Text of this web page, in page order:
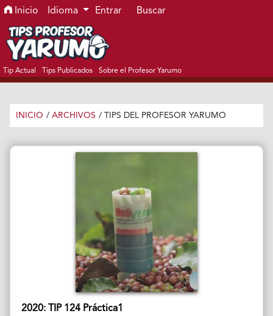
Ir al menú de navegación principal
Ir al contenido principal
Ir al pie de página del sitio
Inicio Idioma Entrar Buscar
Tip Actual Tips Publicados Sobre el Profesor Yarumo
INICIO / ARCHIVOS / TIPS DEL PROFESOR YARUMO
2020: TIP 124 Práctica1